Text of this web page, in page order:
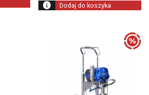
Dodaj do koszyka